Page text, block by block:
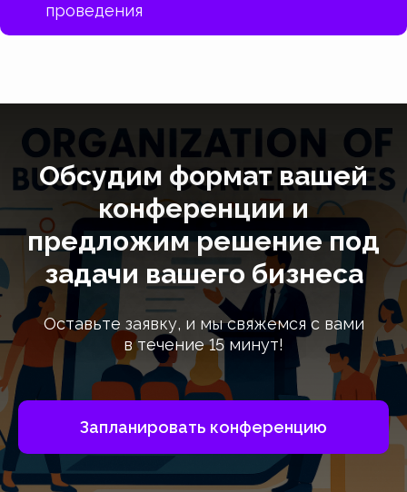
проведения
Обсудим формат вашей
конференции и
предложим решение под
задачи вашего бизнеса
Оставьте заявку, и мы свяжемся с вами
в течение 15 минут!
Запланировать конференцию